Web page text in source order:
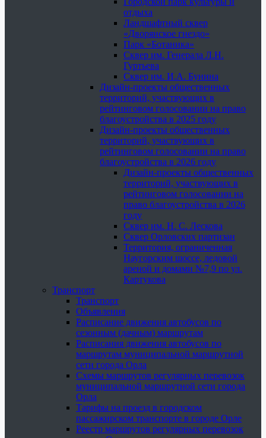
отдыха
Ландшафтный сквер
«Дворянское гнездо»
Парк «Ботаника»
Сквер им. Генерала Л.Н.
Гуртьева
Сквер им. И.А. Бунина
Дизайн-проекты общественных
территорий, участвующих в
рейтинговом голосовании на право
благоустройства в 2025 году
Дизайн-проекты общественных
территорий, участвующих в
рейтинговом голосовании на право
благоустройства в 2026 году
Дизайн-проекты общественных
территорий, участвующих в
рейтинговом голосовании на
право благоустройства в 2026
году
Сквер им. Н. С. Лескова
Сквер Орловских партизан
Территория, ограниченная
Наугорским шоссе, ледовой
ареной и домами №7,9 по ул.
Картукова
Транспорт
Транспорт
Объявления
Расписание движения автобусов по
сезонным (дачным) маршрутам
Расписания движения автобусов по
маршрутам муниципальной маршрутной
сети города Орла
Схемы маршрутов регулярных перевозок
муниципальной маршрутной сети города
Орла
Тарифы на проезд в городском
пассажирском транспорте в городе Орле
Реестр маршрутов регулярных перевозок